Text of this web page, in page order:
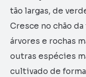
tão largas, de
Cresce no chão
árvores e rochas
outras espécies
cultivado de